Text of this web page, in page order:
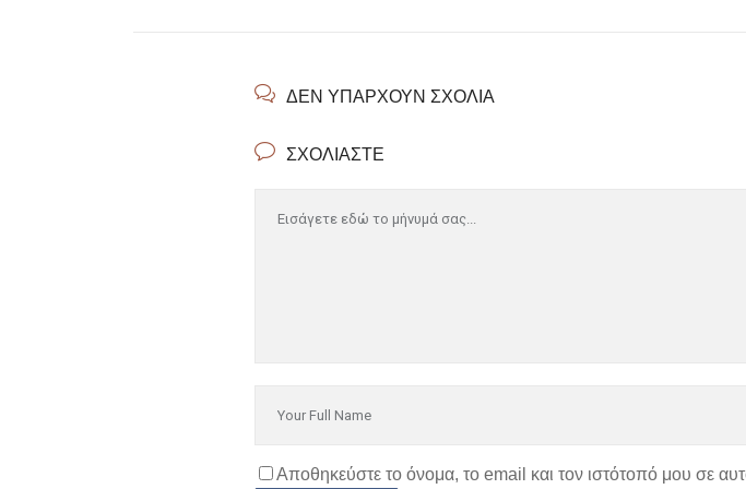
ΔΕΝ ΥΠΆΡΧΟΥΝ ΣΧΌΛΙΑ
ΣΧΟΛΙΆΣΤΕ
Αποθηκεύστε το όνομα, το email και τον ιστότοπό μου σε